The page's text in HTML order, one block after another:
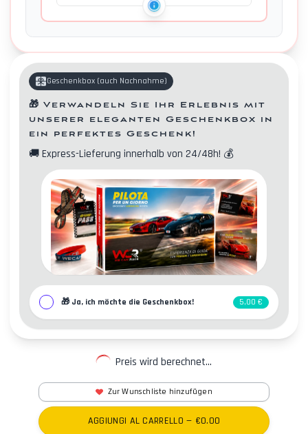
Kontakte
Zur Wunschliste hinzufügen
Preis wird berechnet...
Geschenkbox (auch Nachnahme)
🎁 Verwandeln Sie Ihr Erlebnis mit
unserer eleganten Geschenkbox in
ein perfektes Geschenk!
🚚 Express-Lieferung innerhalb von 24/48h! 💰
🎁 Ja, ich möchte die Geschenkbox! 5,00 €
AGGIUNGI AL CARRELLO — €0.00